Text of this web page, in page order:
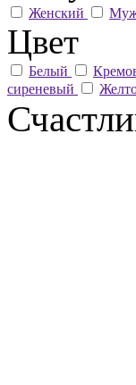
Женский
Цвет
Белый
сиреневый